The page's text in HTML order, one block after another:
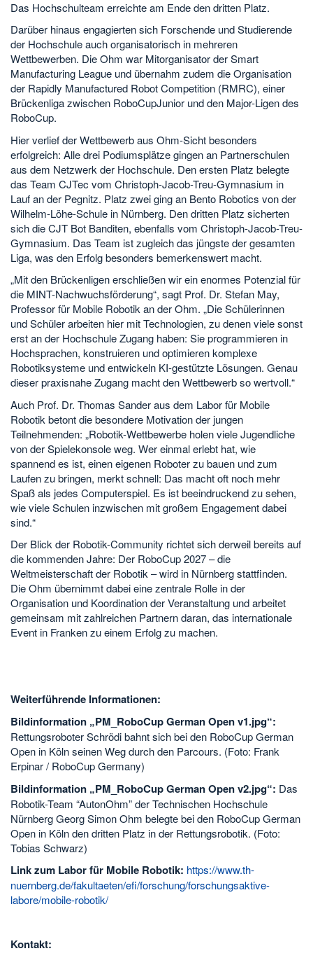
Das Hochschulteam erreichte am Ende den dritten Platz.
Darüber hinaus engagierten sich Forschende und Studierende
der Hochschule auch organisatorisch in mehreren
Wettbewerben. Die Ohm war Mitorganisator der Smart
Manufacturing League und übernahm zudem die Organisation
der Rapidly Manufactured Robot Competition (RMRC), einer
Brückenliga zwischen RoboCupJunior und den Major-Ligen des
RoboCup.
Hier verlief der Wettbewerb aus Ohm-Sicht besonders
erfolgreich: Alle drei Podiumsplätze gingen an Partnerschulen
aus dem Netzwerk der Hochschule. Den ersten Platz belegte
das Team CJTec vom Christoph-Jacob-Treu-Gymnasium in
Lauf an der Pegnitz. Platz zwei ging an Bento Robotics von der
Wilhelm-Löhe-Schule in Nürnberg. Den dritten Platz sicherten
sich die CJT Bot Banditen, ebenfalls vom Christoph-Jacob-Treu-
Gymnasium. Das Team ist zugleich das jüngste der gesamten
Liga, was den Erfolg besonders bemerkenswert macht.
„Mit den Brückenligen erschließen wir ein enormes Potenzial für
die MINT-Nachwuchsförderung“, sagt Prof. Dr. Stefan May,
Professor für Mobile Robotik an der Ohm. „Die Schülerinnen
und Schüler arbeiten hier mit Technologien, zu denen viele sonst
erst an der Hochschule Zugang haben: Sie programmieren in
Hochsprachen, konstruieren und optimieren komplexe
Robotiksysteme und entwickeln KI-gestützte Lösungen. Genau
dieser praxisnahe Zugang macht den Wettbewerb so wertvoll.“
Auch Prof. Dr. Thomas Sander aus dem Labor für Mobile
Robotik betont die besondere Motivation der jungen
Teilnehmenden: „Robotik-Wettbewerbe holen viele Jugendliche
von der Spielekonsole weg. Wer einmal erlebt hat, wie
spannend es ist, einen eigenen Roboter zu bauen und zum
Laufen zu bringen, merkt schnell: Das macht oft noch mehr
Spaß als jedes Computerspiel. Es ist beeindruckend zu sehen,
wie viele Schulen inzwischen mit großem Engagement dabei
sind.“
Der Blick der Robotik-Community richtet sich derweil bereits auf
die kommenden Jahre: Der RoboCup 2027 – die
Weltmeisterschaft der Robotik – wird in Nürnberg stattfinden.
Die Ohm übernimmt dabei eine zentrale Rolle in der
Organisation und Koordination der Veranstaltung und arbeitet
gemeinsam mit zahlreichen Partnern daran, das internationale
Event in Franken zu einem Erfolg zu machen.
Weiterführende Informationen:
Bildinformation „PM_RoboCup German Open v1.jpg“:
Rettungsroboter Schrödi bahnt sich bei den RoboCup German
Open in Köln seinen Weg durch den Parcours. (Foto: Frank
Erpinar / RoboCup Germany)
Bildinformation „PM_RoboCup German Open v2.jpg“: Das
Robotik-Team “AutonOhm” der Technischen Hochschule
Nürnberg Georg Simon Ohm belegte bei den RoboCup German
Open in Köln den dritten Platz in der Rettungsrobotik. (Foto:
Tobias Schwarz)
Link zum Labor für Mobile Robotik: https://www.th-
nuernberg.de/fakultaeten/efi/forschung/forschungsaktive-
labore/mobile-robotik/
Kontakt: